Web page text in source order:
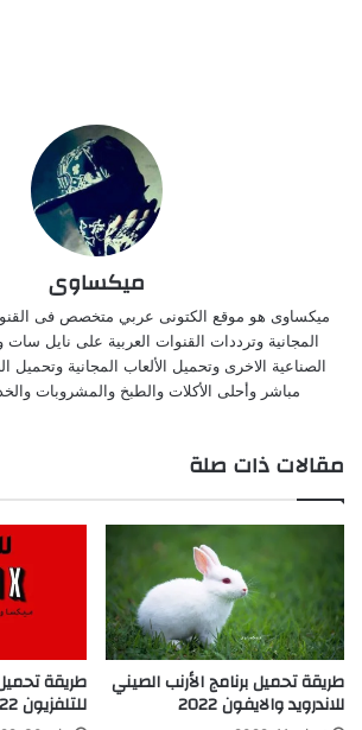
ميكساوى
ميكساوى هو موقع الكتونى عربي متخصص فى
المجانية وترددات القنوات العربية على نايل
الصناعية الاخرى وتحميل الألعاب المجانية وتحميل
مباشر وأحلى الأكلات والطبخ والمشروبات
مقالات ذات صلة
طريقة تحميل برنامج الأرنب الصيني
للاندرويد والايفون 2022 للتلفزيون 2022 وأهم مميزاته